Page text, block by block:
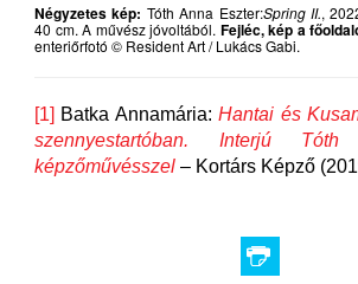
Négyzetes kép: Tóth Anna Eszter:Spring II.,
40 cm. A művész jóvoltából. Fejléc, kép a
enteriőrfotó © Resident Art / Lukács Gabi.
[1] Batka Annamária:Hantai és
szennyestartóban. Interjú
képzőművésszel – Kortárs Képző